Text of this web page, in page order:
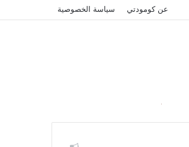
عن
عن كومودتي سياسة الخصوصية